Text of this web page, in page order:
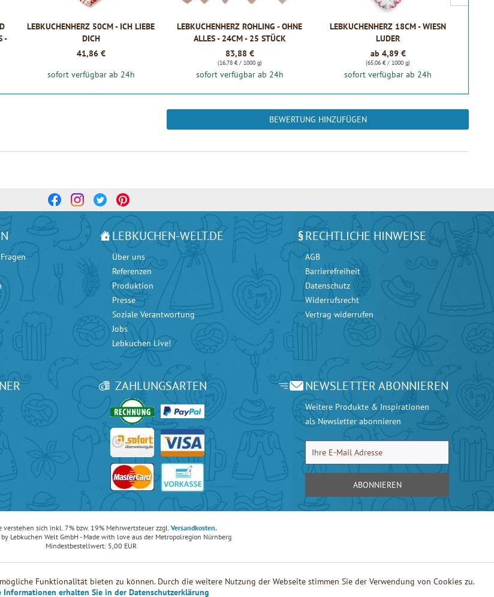
1
LEBKUCHENHERZ 50CM - ICH LIEBE
DICH
41,86 €
sofort verfügbar ab 24h
LEBKUCHENHERZ ROHLING - OHNE
ALLES - 24CM - 25 STÜCK
83,88 €
(16,78 € / 1000 g)
sofort verfügbar ab 24h
LEBKUCHENHERZ 18CM - WIESN
LUDER
ab 4,89 €
(65,06 € / 1000 g)
sofort verfügbar ab 24h
BEWERTUNG HINZUFÜGEN
LEBKUCHEN-WELT.DE
Über uns
Referenzen
Produktion
Presse
Soziale Verantwortung
Jobs
Lebkuchen Live!
RECHTLICHE HINWEISE
AGB
Barrierefreiheit
Datenschutz
Widerrufsrecht
Vertrag widerrufen
mit 4.90 / 5 Sternen und beieKomimit 4.80 / 5 Sternen.
ZAHLUNGSARTEN NEWSLETTER ABONNIEREN
Weitere Produkte & Inspirationen
als Newsletter abonnieren
ABONNIEREN
verstehen sich inkl. 7% bzw. 19% Mehrwertsteuer zzgl. Versandkosten.
Lebkuchen Welt GmbH - Made with love aus der Metropolregion Nürnberg
Mindestbestellwert: 5,00 EUR
Funktionalität bieten zu können. Durch die weitere Nutzung der Webseite stimmen Sie der Verwendung von Cookies zu.
Informationen erhalten Sie in der Datenschutzerklärung